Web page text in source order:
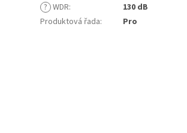
? WDR:
130 dB
Produktová řada: Pro